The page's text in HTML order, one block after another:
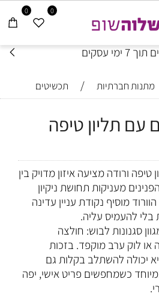
ימי עסקים
0 0
מתנות חברתיות / תכשיטים
עם תליון טיפה
ורודה מציעה איזון מדויק בין
מעניקות תחושת ניקיון
מוסיף נקודת עניין עדינה
להעמיס עליה.
סגנונות לבוש: חולצה
לוק ערב מוקפד. בזכות
יכולה להשתלב בקלות גם
כשמחפשים פריט אישי, יפה